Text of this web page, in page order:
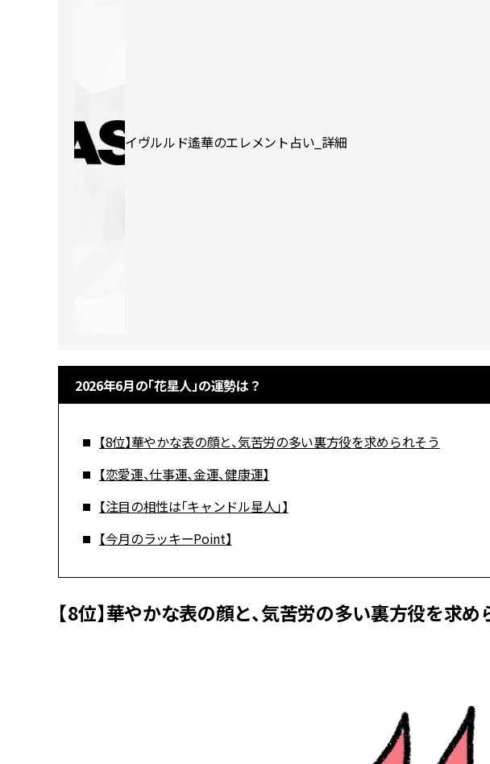
イヴルルド遙華のエレメント占い_詳細
2026年6月の「花星人」の運勢は？
【8位】華やかな表の顔と、気苦労の多い裏方役を求められそう
【恋愛運、仕事運、金運、健康運】
【注目の相性は「キャンドル星人」】
【今月のラッキーPoint】
【8位】華やかな表の顔と、気苦労の多い裏方役を求め